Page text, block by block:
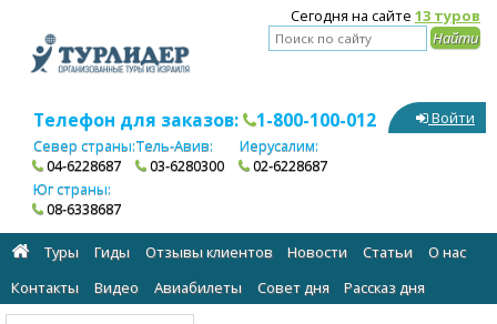
Сегодня на сайте 13 туров
Телефон для заказов: 1-800-100-012
Север страны:
04-6228687
Тель-Авив:
03-6280300
Иерусалим:
02-6228687
Юг страны:
08-6338687
Войти
Туры Гиды Отзывы клиентов Новости Статьи
О нас
Контакты
Видео Авиабилеты Cовет дня Рассказ дня